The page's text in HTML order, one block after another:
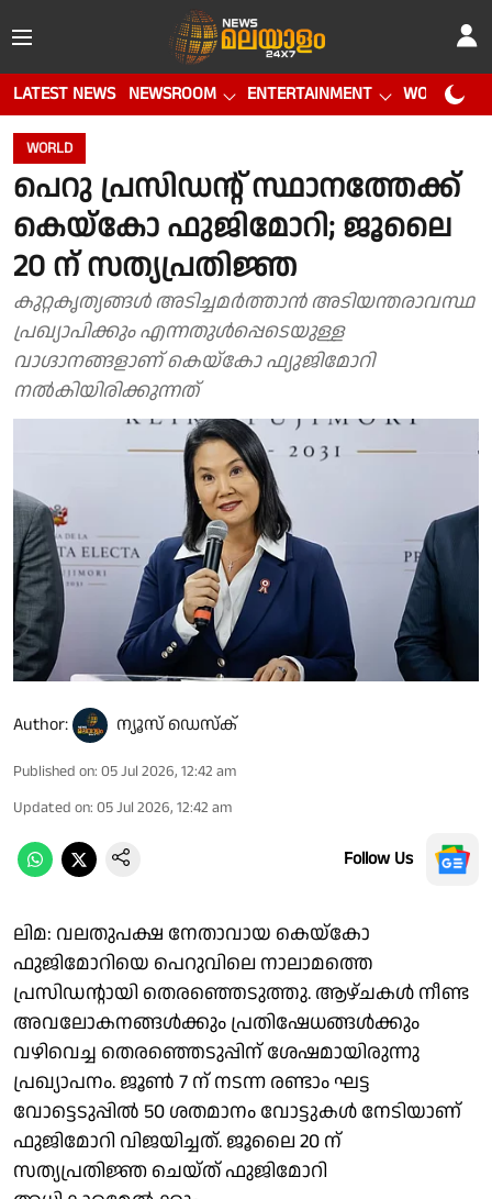
LATEST NEWS NEWSROOM ENTERTAINMENT WORLD CUP
WORLD
പെറു പ്രസിഡന്റ് സ്ഥാനത്തേക്ക്
കെയ്കോ ഫുജിമോറി; ജൂലൈ
20 ന് സത്യപ്രതിജ്ഞ
കുറ്റകൃത്യങ്ങൾ അടിച്ചമർത്താൻ അടിയന്തരാവസ്ഥ
പ്രഖ്യാപിക്കും എന്നതുൾപ്പെടെയുള്ള
വാഗ്ദാനങ്ങളാണ് കെയ്കോ ഫ്യുജിമോറി
നൽകിയിരിക്കുന്നത്
Author: ന്യൂസ് ഡെസ്ക്
Published on: 05 Jul 2026, 12:42 am
Updated on: 05 Jul 2026, 12:42 am
Follow Us
ലിമ: വലതുപക്ഷ നേതാവായ കെയ്കോ
ഫുജിമോറിയെ പെറുവിലെ നാലാമത്തെ
പ്രസിഡൻ്റായി തെരഞ്ഞെടുത്തു. ആഴ്ചകൾ നീണ്ട
അവലോകനങ്ങൾക്കും പ്രതിഷേധങ്ങൾക്കും
വഴിവെച്ച തെരഞ്ഞെടുപ്പിന് ശേഷമായിരുന്നു
പ്രഖ്യാപനം. ജൂൺ 7 ന് നടന്ന രണ്ടാം ഘട്ട
വോട്ടെടുപ്പിൽ 50 ശതമാനം വോട്ടുകൾ നേടിയാണ്
ഫുജിമോറി വിജയിച്ചത്. ജൂലൈ 20 ന്
സത്യപ്രതിജ്ഞ ചെയ്ത് ഫുജിമോറി